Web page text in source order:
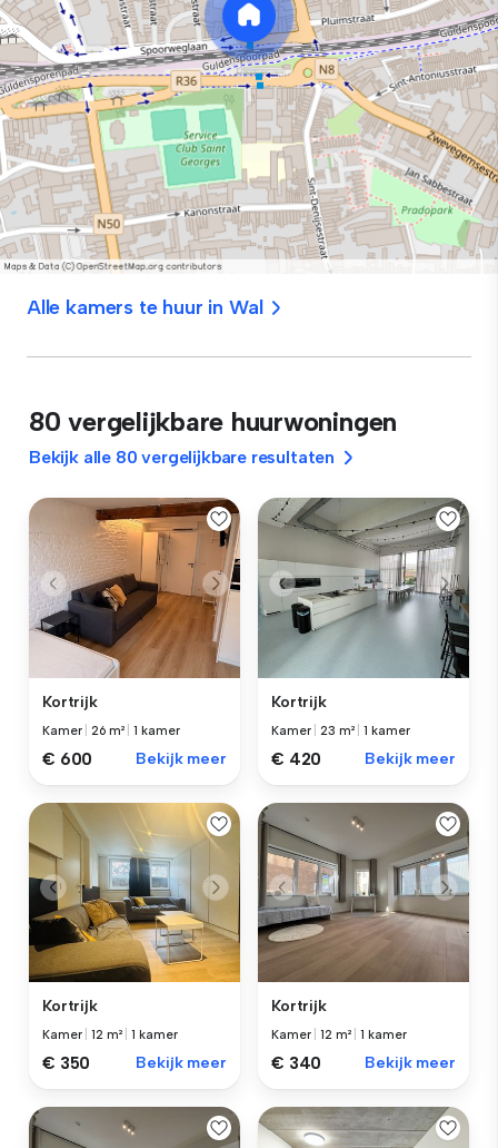
Alle kamers te huur in Wal
80 vergelijkbare huurwoningen
Bekijk alle 80 vergelijkbare resultaten
Kortrijk
Kamer |26 m² |1 kamer
€ 600 Bekijk meer
Kortrijk
Kamer |23 m² |1 kamer
€ 420 Bekijk meer
Kortrijk
Kamer |12 m² |1 kamer
€ 350 Bekijk meer
Kortrijk
Kamer |12 m² |1 kamer
€ 340 Bekijk meer